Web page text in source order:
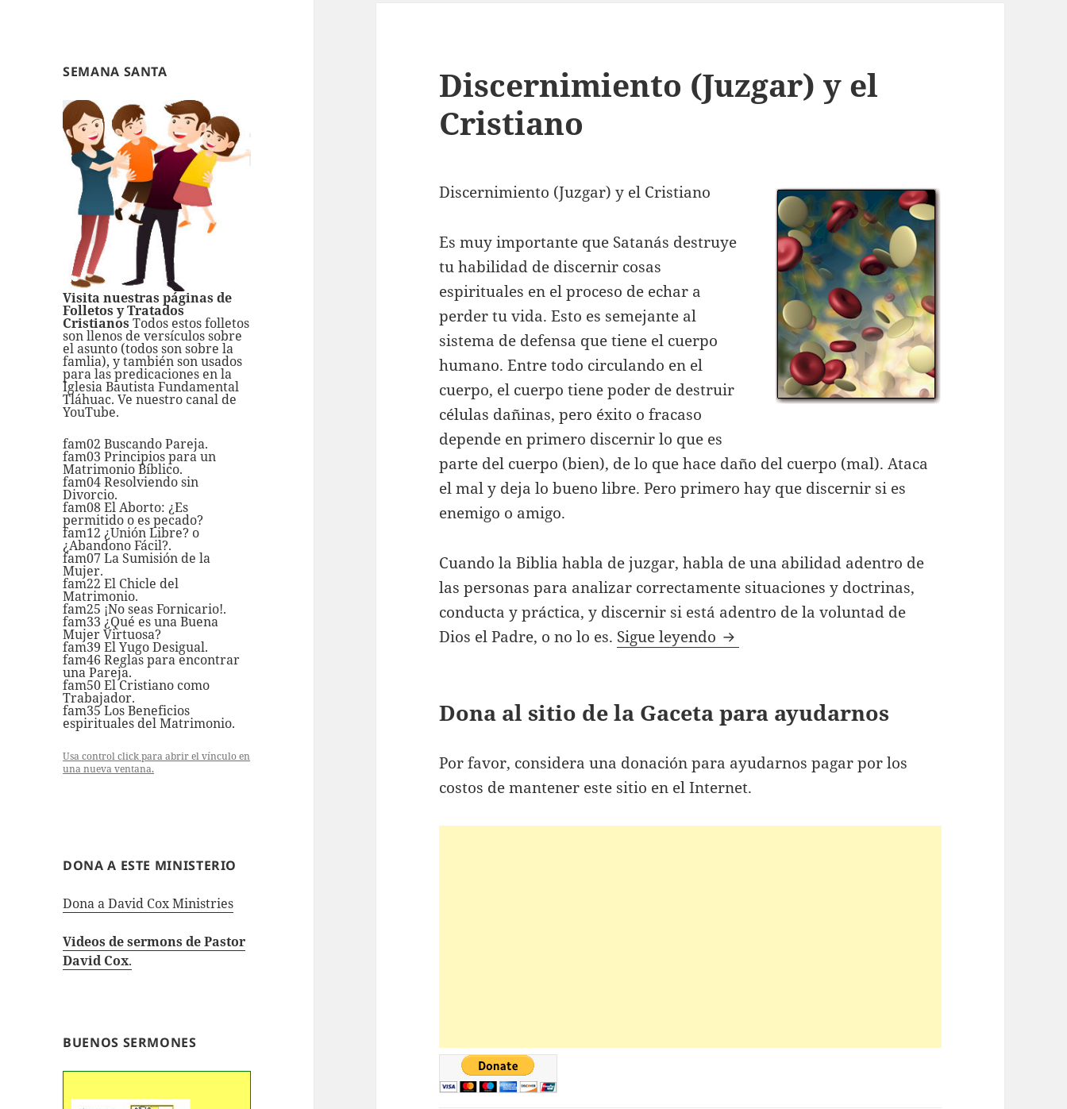
SEMANA SANTA
Visita nuestras páginas de
Folletos y Tratados
Cristianos Todos estos folletos
son llenos de versículos sobre
el asunto (todos son sobre la
famlia), y también son usados
para las predicaciones en la
Iglesia Bautista Fundamental
Tláhuac. Ve nuestro canal de
YouTube.
fam02 Buscando Pareja.
fam03 Principios para un
Matrimonio Bíblico.
fam04 Resolviendo sin
Divorcio.
fam08 El Aborto: ¿Es
permitido o es pecado?
fam12 ¿Unión Libre? o
¿Abandono Fácil?.
fam07 La Sumisión de la
Mujer.
fam22 El Chicle del
Matrimonio.
fam25 ¡No seas Fornicario!.
fam33 ¿Qué es una Buena
Mujer Virtuosa?
fam39 El Yugo Desigual.
fam46 Reglas para encontrar
una Pareja.
fam50 El Cristiano como
Trabajador.
fam35 Los Beneficios
espirituales del Matrimonio.
Usa control click para abrir el vínculo en
una nueva ventana.
DONA A ESTE MINISTERIO
Dona a David Cox Ministries
Videos de sermons de Pastor
David Cox.
BUENOS SERMONES
Discernimiento (Juzgar) y el
Cristiano
Discernimiento (Juzgar) y el Cristiano
Es muy importante que Satanás destruye
tu habilidad de discernir cosas
espirituales en el proceso de echar a
perder tu vida. Esto es semejante al
sistema de defensa que tiene el cuerpo
humano. Entre todo circulando en el
cuerpo, el cuerpo tiene poder de destruir
células dañinas, pero éxito o fracaso
depende en primero discernir lo que es
parte del cuerpo (bien), de lo que hace daño del cuerpo (mal). Ataca
el mal y deja lo bueno libre. Pero primero hay que discernir si es
enemigo o amigo.
Cuando la Biblia habla de juzgar, habla de una abilidad adentro de
las personas para analizar correctamente situaciones y doctrinas,
conducta y práctica, y discernir si está adentro de la voluntad de
Dios el Padre, o no lo es. Sigue leyendo Discernimiento (Juzgar) y el Cristiano
Dona al sitio de la Gaceta para ayudarnos
Por favor, considera una donación para ayudarnos pagar por los
costos de mantener este sitio en el Internet.